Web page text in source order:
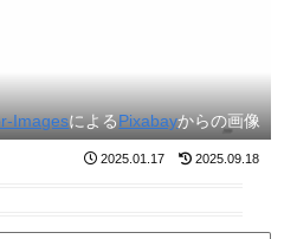
ImagesによるPixabayからの画像
2025.01.17 2025.09.18